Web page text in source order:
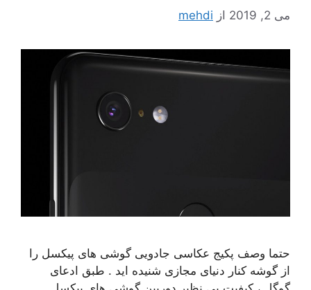
می 2, 2019 از mehdi
حتما وصف پکیج عکاسی جادویی گوشی های پیکسل را
از گوشه کنار دنیای مجازی شنیده اید . طبق ادعای